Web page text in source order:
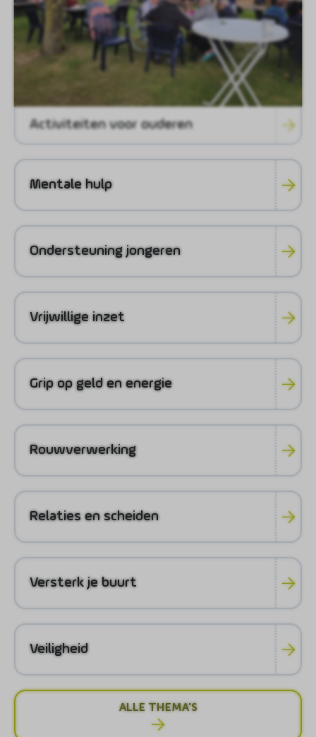
Activiteiten voor ouderen
Mentale hulp
Ondersteuning jongeren
Vrijwillige inzet
Grip op geld en energie
Rouwverwerking
Relaties en scheiden
Versterk je buurt
Veiligheid
ALLE THEMA'S